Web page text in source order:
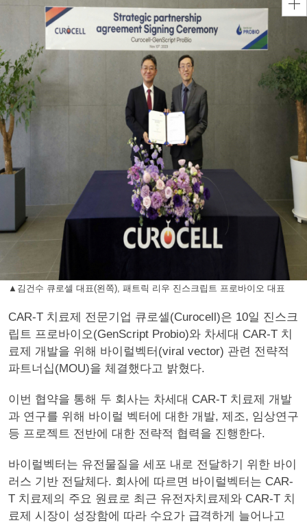
▲김건수 큐로셀 대표(왼쪽), 패트릭 리우 진스크립트 프로바이오 대표
CAR-T 치료제 전문기업 큐로셀(Curocell)은 10일 진스크
립트 프로바이오(GenScript Probio)와 차세대 CAR-T 치
료제 개발을 위해 바이럴벡터(viral vector) 관련 전략적
파트너십(MOU)을 체결했다고 밝혔다.
이번 협약을 통해 두 회사는 차세대 CAR-T 치료제 개발
과 연구를 위해 바이럴 벡터에 대한 개발, 제조, 임상연구
등 프로젝트 전반에 대한 전략적 협력을 진행한다.
바이럴벡터는 유전물질을 세포 내로 전달하기 위한 바이
러스 기반 전달체다. 회사에 따르면 바이럴벡터는 CAR-
T 치료제의 주요 원료로 최근 유전자치료제와 CAR-T 치
료제 시장이 성장함에 따라 수요가 급격하게 늘어나고